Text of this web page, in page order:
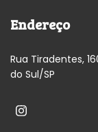
Endereço
Rua Tiradentes,
do Sul/SP